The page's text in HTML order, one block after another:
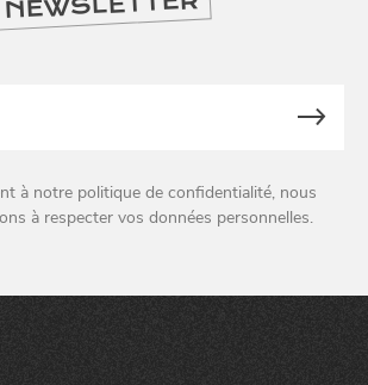
à notre politique de confidentialité, nous
à respecter vos données personnelles.